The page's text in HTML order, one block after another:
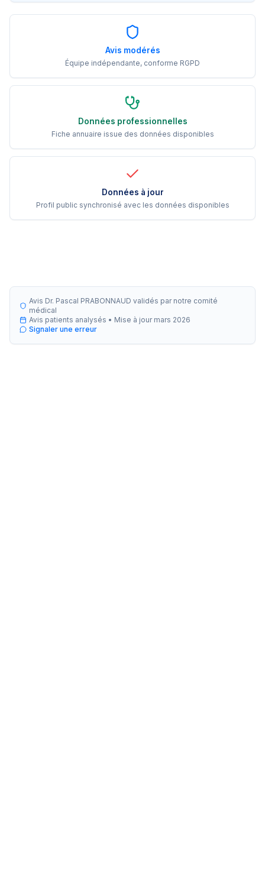
Avis modérés
Équipe indépendante, conforme RGPD
Données professionnelles
Fiche annuaire issue des données disponibles
Données à jour
Profil public synchronisé avec les données disponibles
Avis Dr. Pascal PRABONNAUD validés par notre comité
médical
Avis patients analysés • Mise à jour mars 2026
Signaler une erreur